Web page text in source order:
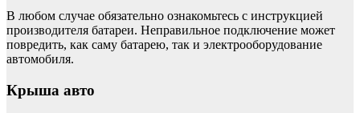
В любом случае обязательно ознакомьтесь с инструкцией
производителя батареи. Неправильное подключение может
повредить, как саму батарею, так и электрооборудование
автомобиля.
Крыша авто